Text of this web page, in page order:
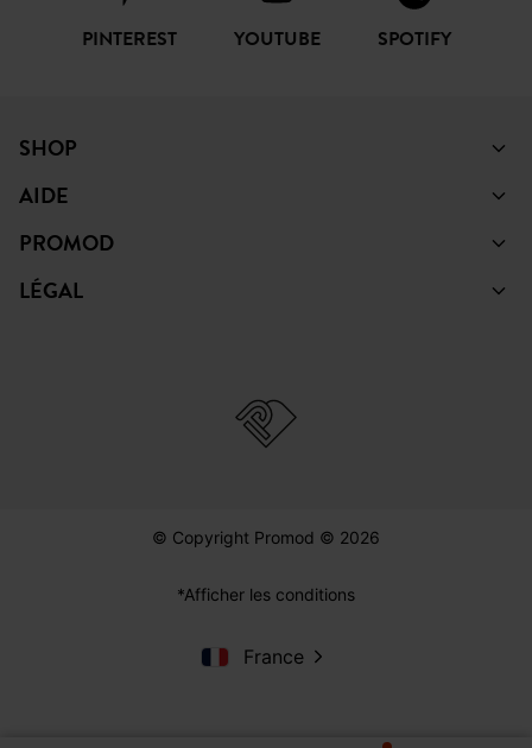
PINTEREST YOUTUBE SPOTIFY
SHOP
AIDE
PROMOD
LÉGAL
© Copyright Promod © 2026
*Afficher les conditions
France